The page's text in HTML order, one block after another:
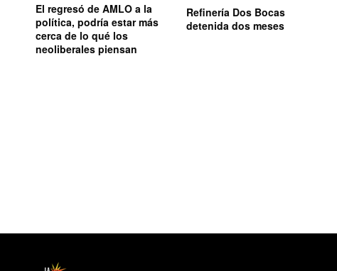
El regresó de AMLO a la
política, podría estar más
cerca de lo qué los
neoliberales piensan
Refinería Dos Bocas
detenida dos meses